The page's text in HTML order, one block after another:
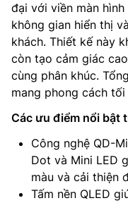
đại với viền màn
không gian hiển thị
khách. Thiết kế này
còn tạo cảm giác
cùng phân khúc.
mang phong cách tối
Các ưu điểm nổi bật
Công nghệ QD-
Dot và Mini LED
màu và cải thiện
Tấm nền QLED